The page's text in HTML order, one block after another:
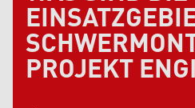
PROJEKT